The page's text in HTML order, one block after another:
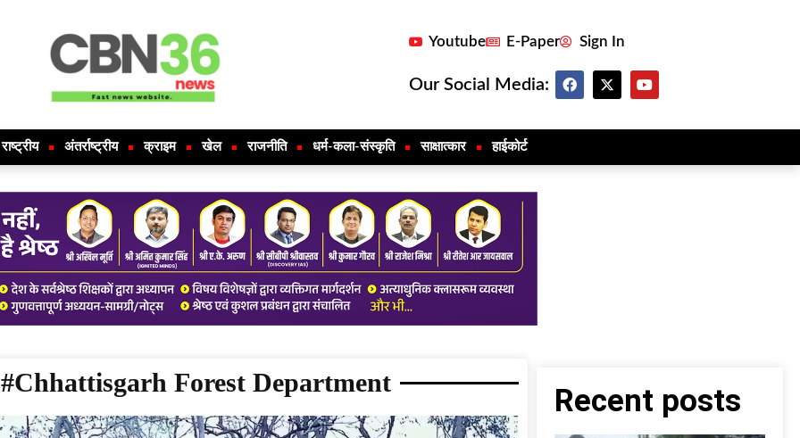
Youtube E-Paper Sign In
Our Social Media:
राष्ट्रीय अंतर्राष्ट्रीय क्राइम खेल राजनीति धर्म-कला-संस्कृति साक्षात्कार हाईकोर्ट
#Chhattisgarh Forest Department
Recent posts